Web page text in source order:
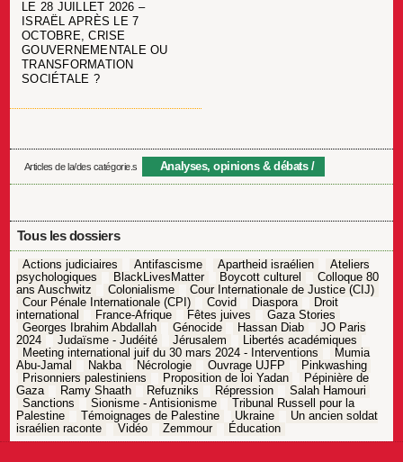
LE 28 JUILLET 2026 –
ISRAËL APRÈS LE 7
OCTOBRE, CRISE
GOUVERNEMENTALE OU
TRANSFORMATION
SOCIÉTALE ?
Articles de la/des catégorie.s Analyses, opinions & débats
Tous les dossiers
Actions judiciaires Antifascisme Apartheid israélien
Ateliers
psychologiques
BlackLivesMatter Boycott culturel
Colloque 80
ans Auschwitz
Colonialisme
Cour Internationale de Justice (CIJ)
Cour Pénale Internationale (CPI)
Covid Diaspora
Droit
international
France-Afrique Fêtes juives
Gaza Stories
Georges Ibrahim Abdallah
Génocide Hassan Diab
JO Paris
2024
Judaïsme - Judéité Jérusalem
Libertés académiques
Meeting international juif du 30 mars 2024 - Interventions
Mumia
Abu-Jamal
Nakba Nécrologie Ouvrage UJFP
Pinkwashing
Prisonniers palestiniens
Proposition de loi Yadan
Pépinière de
Gaza
Ramy Shaath Refuzniks Répression
Salah Hamouri
Sanctions
Sionisme - Antisionisme
Tribunal Russell pour la
Palestine
Témoignages de Palestine Ukraine
Un ancien soldat
israélien raconte
Vidéo Zemmour Éducation
Navigation